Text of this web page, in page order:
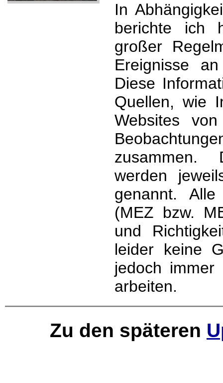
In
berichte ich
großer
Ereignisse
Diese
Quellen, wie
Websites
zusammen.
werden
genannt.
(MEZ bzw.
und
leider keine
jedoch
arbeiten.
Zu den späteren